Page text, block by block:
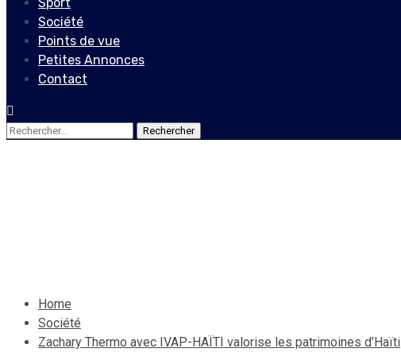
Société
Points de vue
Petites Annonces
Contact
Rechercher :
Home
Société
Zachary Thermo avec IVAP-HAÏTI valorise les patrimoines d’Haïti